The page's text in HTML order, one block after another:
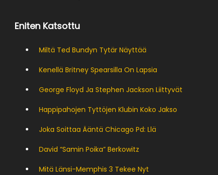
Eniten Katsottu
Miltä Ted Bundyn Tytär Näyttää
Kenellä Britney Spearsilla On Lapsia
George Floyd Ja Stephen Jackson Liittyvät
Happipahojen Tyttöjen Klubin Koko Jakso
Joka Soittaa Ääntä Chicago Pd: Llä
David “Samin Poika” Berkowitz
Mitä Länsi-Memphis 3 Tekee Nyt